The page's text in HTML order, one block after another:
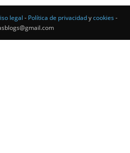
legal - Política de privacidadycookies -